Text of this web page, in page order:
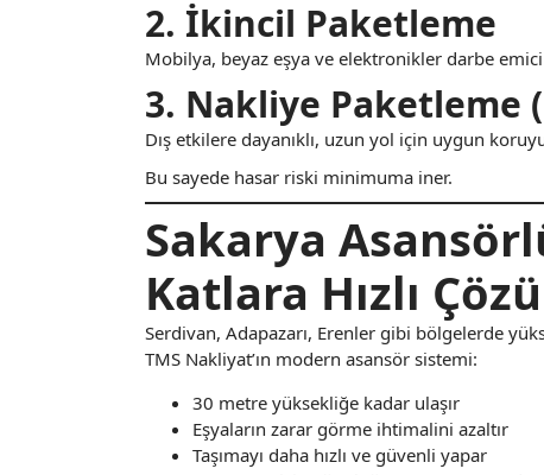
2. İkincil Paketleme
Mobilya, beyaz eşya ve elektronikler darbe
3. Nakliye Paketleme
Dış etkilere dayanıklı, uzun yol için uygun
Bu sayede hasar riski minimuma iner.
Sakarya
Katlara Hızlı
Serdivan, Adapazarı, Erenler gibi bölgelerde
TMS Nakliyat’ın modern asansör sistemi:
30 metre yüksekliğe kadar ulaşır
Eşyaların zarar görme ihtimalini azaltır
Taşımayı daha hızlı ve güvenli yapar